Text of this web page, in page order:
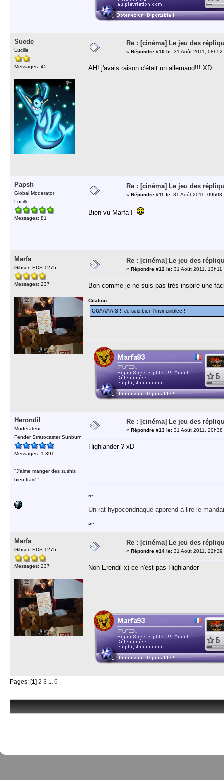
Suede
Lucille
Messages: 45
Re : [cinéma] Le jeu des
« Répondre #10 le: 31 Août 2011, 08h52
AH! j'avais raison c'était un allemand!!! XD
Papsh
Global Moderator
Lucille
Messages: 81
Re : [cinéma] Le jeu des
« Répondre #11 le: 31 Août 2011, 09h03
Bien vu Marfa !
Marfa
Gibson EDS-1275
Messages: 237
Re : [cinéma] Le jeu des
« Répondre #12 le: 31 Août 2011, 13h11
Bon comme je ne suis pas très inspiré une
Citation
OUAAAAIS!!! Je suis bien l'invinciiiiblee!!
Herondil
Modérateur
Fender Stratocaster Sunburn
Messages: 1 391
''J'aime manger des sushis
bien frais'.'
Re : [cinéma] Le jeu des
« Répondre #13 le: 31 Août 2011, 20h38
Highlander ? xD
-----------
¤~
Un rat hypocondriaque apprend à lire le
¤~
Marfa
Gibson EDS-1275
Messages: 237
Re : [cinéma] Le jeu des
« Répondre #14 le: 31 Août 2011, 22h39
Non Erendil x) ce n'est pas Highlander
Pages: [1] 2 3 ... 6